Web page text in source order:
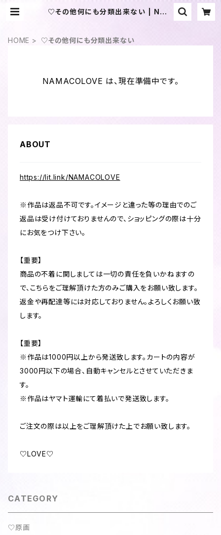
♡その他何にも分類出来ない | NAM
HOME ♡その他何にも分類出来ない
NAMACOLOVE は、現在準備中です。
ABOUT
https://lit.link/NAMACOLOVE
※作品は返品不可です。イメージと違った等の理由でのご
返品は受け付けておりませんので、ショッピングの際は十分
にお気をつけ下さい。
【重要】
商品の不着に関しましては一切の責任を負いかねますの
で、こちらをご理解頂けた方のみご購入をお願い致します。
返金や再配達等には対応しておりません。よろしくお願い致
します。
【重要】
※作品は1000円以上から発送致します。カートの内容が
3000円以下の場合、自動キャンセルとさせていただきま
す。
※作品はヤマト運輸にて着払いで発送致します。
ご注文の際は以上をご理解頂けた上でお願い致します。
♡LOVE♡
CATEGORY
♡原画